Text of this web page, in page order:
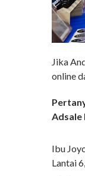
Jika
online
Adsale
Ibu
Lantai